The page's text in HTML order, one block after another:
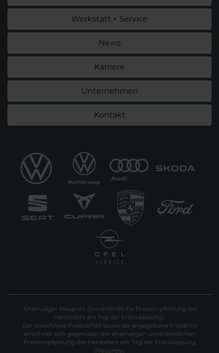
Werkstatt + Service
News
Karriere
Unternehmen
Kontakt
1 Ehemaliger Neupreis (Unverbindliche Preisempfehlung des
Herstellers am Tag der Erstzulassung).
Der errechnete Preisvorteil sowie die angegebene Ersparnis
errechnet sich gegenüber der ehemaligen unverbindlichen
Preisempfehlung des Herstellers am Tag der Erstzulassung
(Neupreis).